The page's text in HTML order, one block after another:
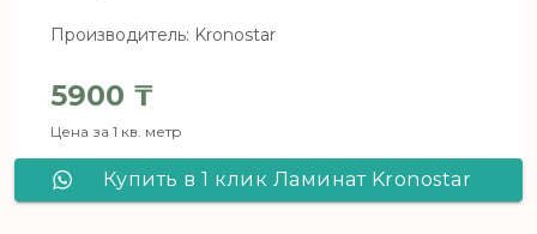
Производитель: Kronostar
5900 ₸
Цена за 1 кв. метр
Купить в 1 клик Ламинат Kronostar